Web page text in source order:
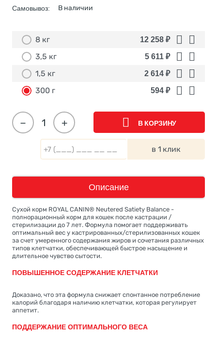
Самовывоз: В наличии
8 кг 12 258 ₽
3,5 кг 5 611 ₽
1,5 кг 2 614 ₽
300 г 594 ₽
+
− В КОРЗИНУ
в 1 клик
Описание
Сухой корм ROYAL CANIN® Neutered Satiety Balance -
полнорационный корм для кошек после кастрации /
стерилизации до 7 лет. Формула помогает поддерживать
оптимальный вес у кастрированных/стерилизованных кошек
за счет умеренного содержания жиров и сочетания различных
типов клетчатки, обеспечивающей быстрое насыщение и
длительное чувство сытости.
ПОВЫШЕННОЕ СОДЕРЖАНИЕ КЛЕТЧАТКИ
Доказано, что эта формула снижает спонтанное потребление
калорий благодаря наличию клетчатки, которая регулирует
аппетит.
ПОДДЕРЖАНИЕ ОПТИМАЛЬНОГО ВЕСА